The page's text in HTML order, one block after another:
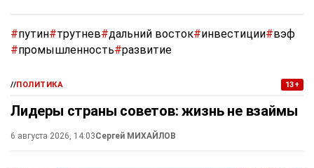
#путин#трутнев#дальний восток#инвестиции#вэф
#промышленность#развитие
//ПОЛИТИКА 13+
Лидеры страны советов: жизнь не взаймы
6 августа 2026, 14:03Сергей МИХАЙЛОВ